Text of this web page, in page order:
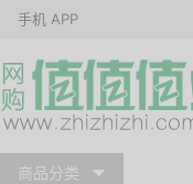
手机 APP
商品分类